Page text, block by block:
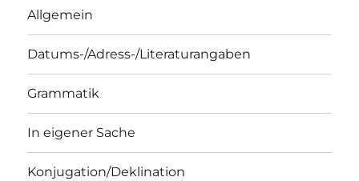
Allgemein
Datums-/Adress-/Literaturangaben
Grammatik
In eigener Sache
Konjugation/Deklination